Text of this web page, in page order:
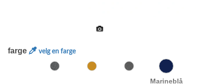
farge velg en farge
Marineblå